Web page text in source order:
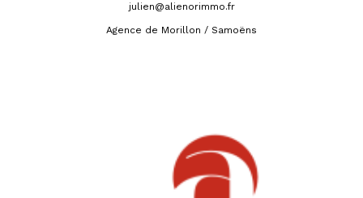
julien@alienorimmo.fr
Agence de Morillon / Samoëns